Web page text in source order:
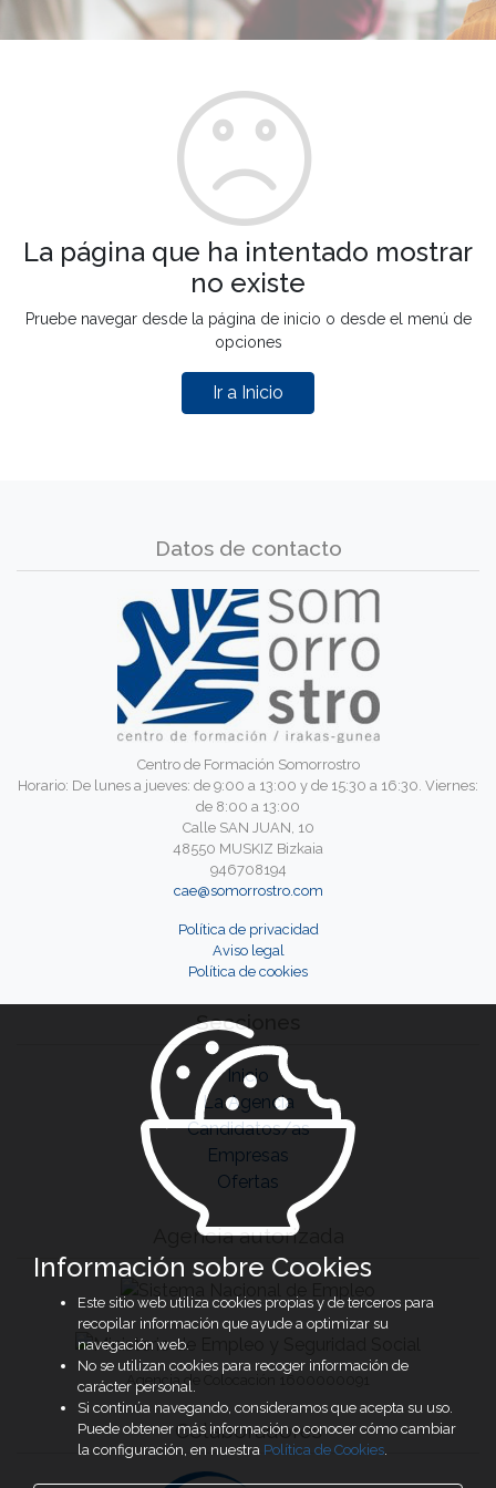
La página que ha intentado mostrar
no existe
Pruebe navegar desde la página de inicio o desde el menú de
opciones
Ir a Inicio
Datos de contacto
Centro de Formación Somorrostro
Horario: De lunes a jueves: de 9:00 a 13:00 y de 15:30 a 16:30. Viernes:
de 8:00 a 13:00
Calle SAN JUAN, 10
48550 MUSKIZ Bizkaia
946708194
cae@somorrostro.com
Política de privacidad
Aviso legal
Política de cookies
Secciones
Inicio
La Agencia
Candidatos/as
Empresas
Ofertas
Agencia autorizada
Agencia de Colocación 1600000091
Colaboradores
Información sobre Cookies
Este sitio web utiliza cookies propias y de terceros para
recopilar información que ayude a optimizar su
navegación web.
No se utilizan cookies para recoger información de
carácter personal.
Si continúa navegando, consideramos que acepta su uso.
Puede obtener más información o conocer cómo cambiar
la configuración, en nuestra Política de Cookies.